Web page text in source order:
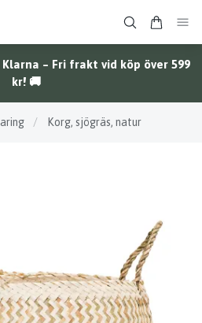
– Fri frakt vid köp över 599
kr! 🚚
/ Korg, sjögräs, natur